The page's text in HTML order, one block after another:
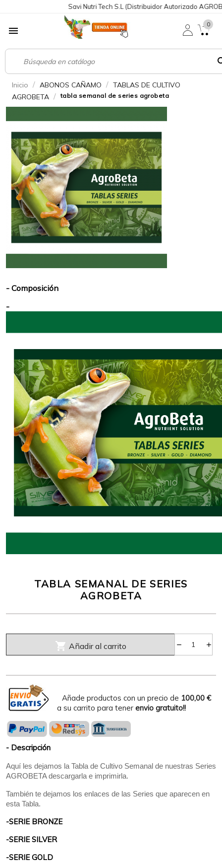
Savi Nutri Tech S.L (Distribuidor Autorizado AGROBETA)

0
Inicio ABONOS CAÑAMO
TABLAS DE CULTIVO
AGROBETA
tabla semanal de series agrobeta
Composición
TABLA SEMANAL DE SERIES
AGROBETA
 Añadir al carrito
Añade productos con un precio de 100,00 €
a su carrito para tener envio gratuito!!
Descripción
Aquí les dejamos la Tabla de Cultivo Semanal de nuestras Series
AGROBETA descargarla e imprimirla.
También te dejamos los enlaces de las Series que aparecen en
esta Tabla.
SERIE BRONZE
SERIE SILVER
SERIE GOLD